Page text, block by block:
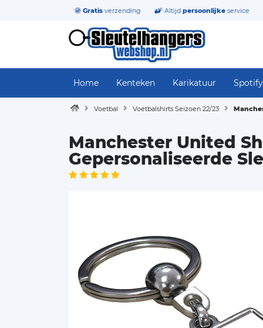
Gratis verzending Altijd persoonlijke service
Home Kenteken Karikatuur Spotify
Voetbal Voetbalshirts Seizoen 22/23
Manchester United
Gepersonaliseerde